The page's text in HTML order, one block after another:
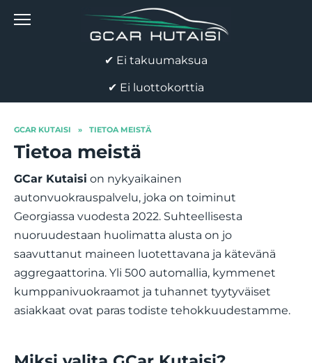
✔ Ei takuumaksua
✔ Ei luottokorttia
GCAR KUTAISI » TIETOA MEISTÄ
Tietoa meistä
GCar Kutaisi on nykyaikainen
autonvuokrauspalvelu, joka on toiminut
Georgiassa vuodesta 2022. Suhteellisesta
nuoruudestaan huolimatta alusta on jo
saavuttanut maineen luotettavana ja kätevänä
aggregaattorina. Yli 500 automallia, kymmenet
kumppanivuokraamot ja tuhannet tyytyväiset
asiakkaat ovat paras todiste tehokkuudestamme.